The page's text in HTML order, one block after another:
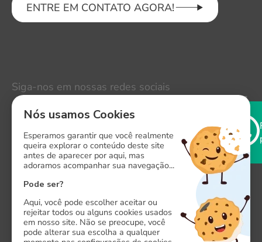
ENTRE EM CONTATO AGORA!
Siga-nos em nossas redes sociais
LinkedIn
Instagram
Facebook
X
Nós usamos Cookies
Esperamos garantir que você realmente
queira explorar o conteúdo deste site
antes de aparecer por aqui, mas
adoramos acompanhar sua navegação...
Pode ser?
Aqui, você pode escolher aceitar ou
rejeitar todos ou alguns cookies usados
em nosso site. Não se preocupe, você
pode alterar sua escolha a qualquer